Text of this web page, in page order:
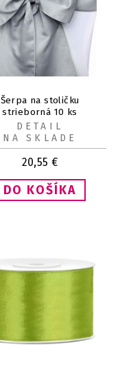
Šerpa na stoličku
strieborná 10 ks
20,55 €
DETAIL
NA SKLADE